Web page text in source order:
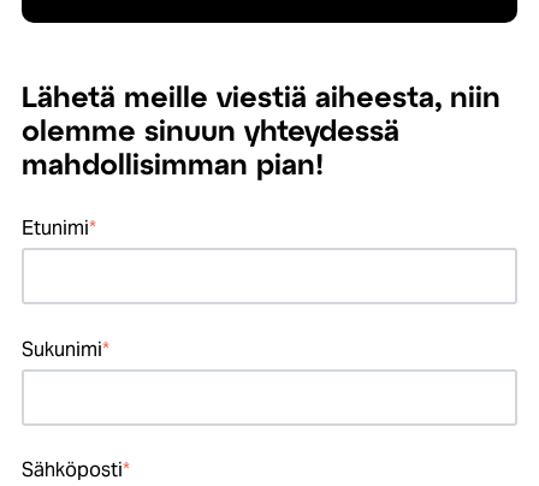
Lähetä meille viestiä aiheesta, niin
olemme sinuun yhteydessä
mahdollisimman pian!
Etunimi*
Sukunimi*
Sähköposti*